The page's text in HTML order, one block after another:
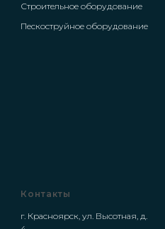
Строительное оборудование
Пескоструйное оборудование
Контакты
г. Красноярск, ул. Высотная, д.